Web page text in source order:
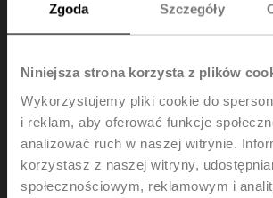
Zgoda Szczegóły
Niniejsza strona korzysta z plików
Wykorzystujemy pliki cookie do
i reklam, aby oferować funkcje
analizować ruch w naszej witrynie.
korzystasz z naszej witryny,
społecznościowym, reklamowym i
SM24A-SR
Siłownik obrotowy, 20 Nm, AC/DC 24 V,
IP54